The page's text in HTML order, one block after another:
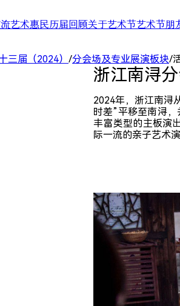
大会
艺术惠民
艺术天空
艺术教育
历届回顾
第二十四届（2025）
第二十三届（2024）
第二十二届（2023）
关于艺术节
艺术节介绍
艺术节中心介绍
大事记
影响力指数致优榜单
综合评估报告
艺术节朋
合作艺术家
合作艺术院
“扶青计划
丝绸之路艺
合作伙伴
三届（2024） /分会场及专业展演板块/
浙江南浔
2024年，浙江南浔
时差”平移至南浔
丰富类型的主板演
际一流的亲子艺术